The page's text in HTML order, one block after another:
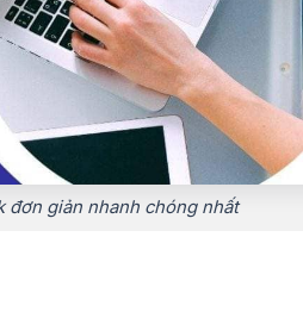
đơn giản nhanh chóng nhất